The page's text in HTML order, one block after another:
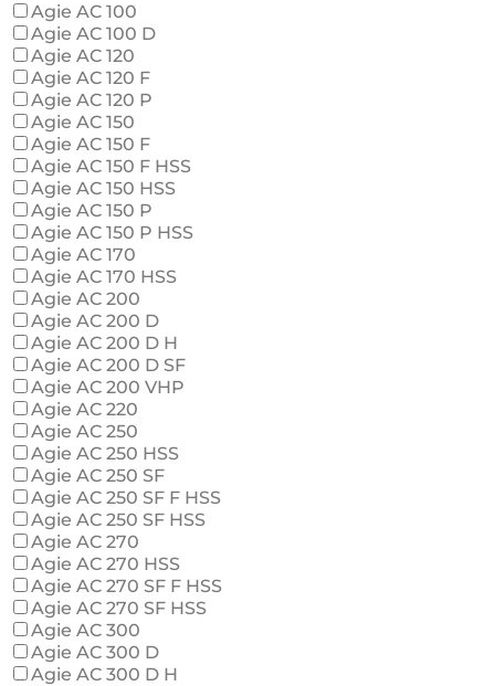
Agie AC 100
Agie AC 100 D
Agie AC 120
Agie AC 120 F
Agie AC 120 P
Agie AC 150
Agie AC 150 F
Agie AC 150 F HSS
Agie AC 150 HSS
Agie AC 150 P
Agie AC 150 P HSS
Agie AC 170
Agie AC 170 HSS
Agie AC 200
Agie AC 200 D
Agie AC 200 D H
Agie AC 200 D SF
Agie AC 200 VHP
Agie AC 220
Agie AC 250
Agie AC 250 HSS
Agie AC 250 SF
Agie AC 250 SF F HSS
Agie AC 250 SF HSS
Agie AC 270
Agie AC 270 HSS
Agie AC 270 SF F HSS
Agie AC 270 SF HSS
Agie AC 300
Agie AC 300 D
Agie AC 300 D H